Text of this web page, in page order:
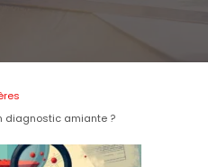
diagnostic amiante ?